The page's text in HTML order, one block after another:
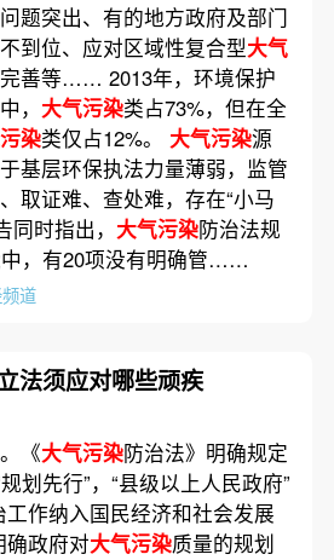
题突出、有的地方政府及部门
到位、应对区域性复合型大气
善等…… 2013年，环境保护
， 大气污染类占73%，但在全
染类仅占12%。 大气污染源
基层环保执法力量薄弱，监管
取证难、查处难，存在“小马
时指出， 大气污染防治法规
，有20项没有明确管……
道
法须应对哪些顽疾
《大气污染防治法》明确规定
规划先行”，“县级以上人民政府”
工作纳入国民经济和社会发展
确政府对大气污染质量的规划